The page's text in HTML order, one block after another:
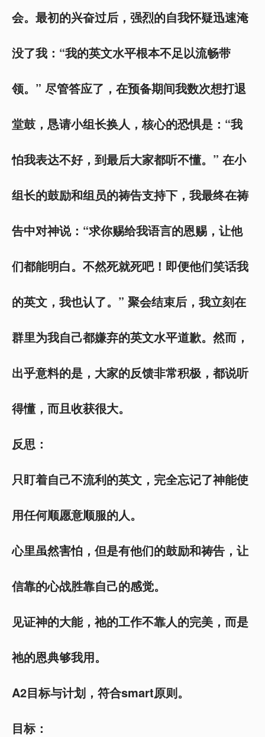
会。最初的兴奋过后，强烈的自我怀疑迅速淹
没了我：“我的英文水平根本不足以流畅带
领。” 尽管答应了，在预备期间我数次想打退
堂鼓，恳请小组长换人，核心的恐惧是：“我
怕我表达不好，到最后大家都听不懂。” 在小
组长的鼓励和组员的祷告支持下，我最终在祷
告中对神说：“求你赐给我语言的恩赐，让他
们都能明白。不然死就死吧！即便他们笑话我
的英文，我也认了。” 聚会结束后，我立刻在
群里为我自己都嫌弃的英文水平道歉。然而，
出乎意料的是，大家的反馈非常积极，都说听
得懂，而且收获很大。
反思：
只盯着自己不流利的英文，完全忘记了神能使
用任何顺愿意顺服的人。
心里虽然害怕，但是有他们的鼓励和祷告，让
信靠的心战胜靠自己的感觉。
见证神的大能，祂的工作不靠人的完美，而是
祂的恩典够我用。
A2目标与计划，符合smart原则。
目标：